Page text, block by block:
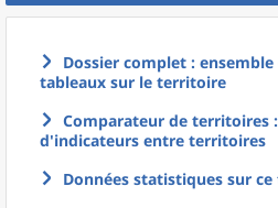
Dossier complet :
tableaux sur le territoire
Comparateur de territoires
d'indicateurs entre territoires
Données statistiques sur